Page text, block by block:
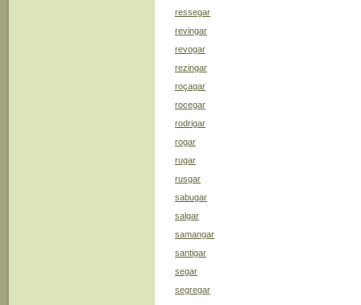
ressegar
revingar
revogar
rezingar
roçagar
rocegar
rodrigar
rogar
rugar
rusgar
sabugar
salgar
samangar
santigar
segar
segregar